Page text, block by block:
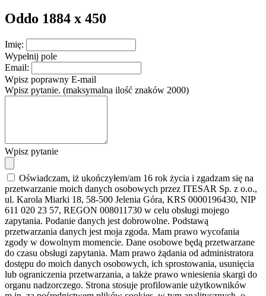
Oddo 1884 x 450
Imię:
Wypełnij pole
Email:
Wpisz poprawny E-mail
Wpisz pytanie. (maksymalna ilość znaków 2000)
Wpisz pytanie
Oświadczam, iż ukończyłem/am 16 rok życia i zgadzam się na
przetwarzanie moich danych osobowych przez ITESAR Sp. z o.o.,
ul. Karola Miarki 18, 58-500 Jelenia Góra, KRS 0000196430, NIP
611 020 23 57, REGON 008011730 w celu obsługi mojego
zapytania. Podanie danych jest dobrowolne. Podstawą
przetwarzania danych jest moja zgoda. Mam prawo wycofania
zgody w dowolnym momencie. Dane osobowe będą przetwarzane
do czasu obsługi zapytania. Mam prawo żądania od administratora
dostępu do moich danych osobowych, ich sprostowania, usunięcia
lub ograniczenia przetwarzania, a także prawo wniesienia skargi do
organu nadzorczego. Strona stosuje profilowanie użytkowników